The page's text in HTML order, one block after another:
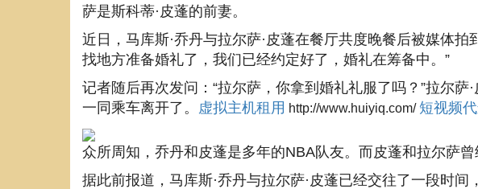
萨是斯科蒂·皮蓬的前妻。
近日，马库斯·乔丹与拉尔萨·皮蓬在餐厅共度晚餐后被媒体
找地方准备婚礼了，我们已经约定好了，婚礼在筹备中。”
记者随后再次发问：“拉尔萨，你拿到婚礼礼服了吗？”拉尔
一同乘车离开了。 虚拟主机租用 http://www.huiyiq.com/短视频
众所周知，乔丹和皮蓬是多年的NBA队友。而皮蓬和拉尔萨
据此前报道，马库斯·乔丹与拉尔萨·皮蓬已经交往了一段时